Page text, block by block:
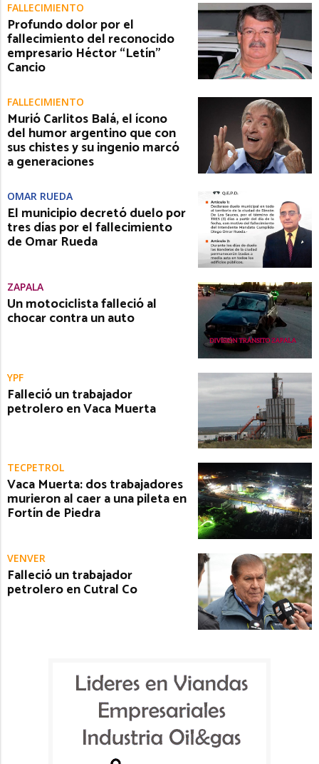
FALLECIMIENTO
Profundo dolor por el
fallecimiento del reconocido
empresario Héctor “Letín”
Cancio
FALLECIMIENTO
Murió Carlitos Balá, el ícono
del humor argentino que con
sus chistes y su ingenio marcó
a generaciones
OMAR RUEDA
El municipio decretó duelo por
tres días por el fallecimiento
de Omar Rueda
ZAPALA
Un motociclista falleció al
chocar contra un auto
YPF
Falleció un trabajador
petrolero en Vaca Muerta
TECPETROL
Vaca Muerta: dos trabajadores
murieron al caer a una pileta en
Fortín de Piedra
VENVER
Falleció un trabajador
petrolero en Cutral Co